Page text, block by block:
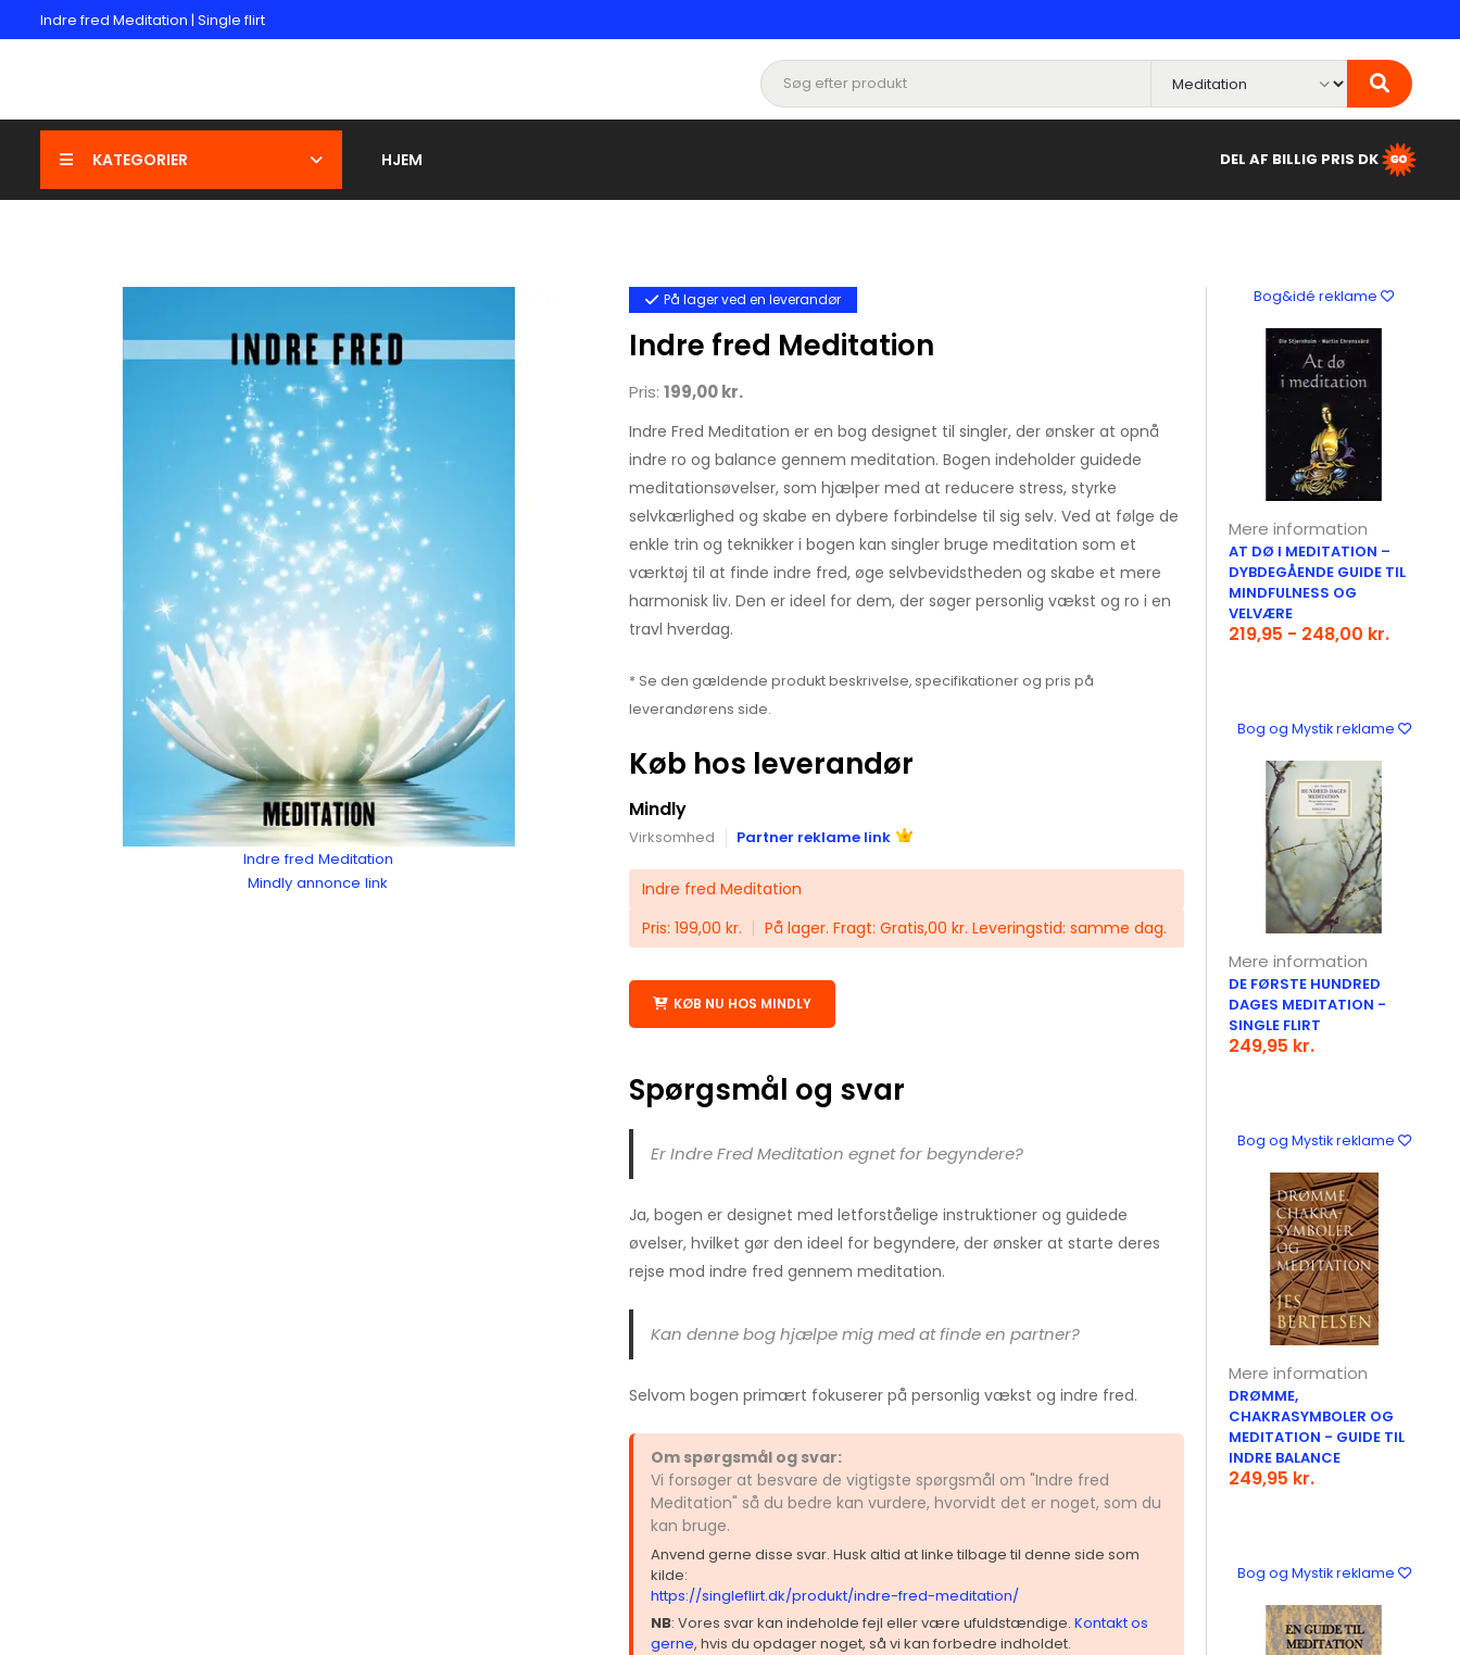
Indre fred Meditation | Single flirt
KATEGORIER HJEM DEL AF BILLIG PRIS DK
Indre fred Meditation
Mindly annonce link
På lager ved en leverandør
Indre fred Meditation
Pris: 199,00 kr.
Indre Fred Meditation er en bog designet til singler, der ønsker at opnå
indre ro og balance gennem meditation. Bogen indeholder guidede
meditationsøvelser, som hjælper med at reducere stress, styrke
selvkærlighed og skabe en dybere forbindelse til sig selv. Ved at følge de
enkle trin og teknikker i bogen kan singler bruge meditation som et
værktøj til at finde indre fred, øge selvbevidstheden og skabe et mere
harmonisk liv. Den er ideel for dem, der søger personlig vækst og ro i en
travl hverdag.
* Se den gældende produkt beskrivelse, specifikationer og pris på
leverandørens side.
Køb hos leverandør
Mindly
Virksomhed Partner reklame link
Indre fred Meditation
Pris: 199,00 kr.
På lager. Fragt: Gratis,00 kr. Leveringstid: samme dag.
KØB NU HOS MINDLY
Spørgsmål og svar
Er Indre Fred Meditation egnet for begyndere?
Ja, bogen er designet med letforståelige instruktioner og guidede
øvelser, hvilket gør den ideel for begyndere, der ønsker at starte deres
rejse mod indre fred gennem meditation.
Kan denne bog hjælpe mig med at finde en partner?
Selvom bogen primært fokuserer på personlig vækst og indre fred.
Om spørgsmål og svar:
Vi forsøger at besvare de vigtigste spørgsmål om "Indre fred
Meditation" så du bedre kan vurdere, hvorvidt det er noget, som du
kan bruge.
Anvend gerne disse svar. Husk altid at linke tilbage til denne side som
kilde:
https://singleflirt.dk/produkt/indre-fred-meditation/
NB: Vores svar kan indeholde fejl eller være ufuldstændige. Kontakt os
gerne, hvis du opdager noget, så vi kan forbedre indholdet.
Bog&idé reklame
Mere information
AT DØ I MEDITATION –
DYBDEGÅENDE GUIDE TIL
MINDFULNESS OG
VELVÆRE
219,95 - 248,00 kr.
Bog og Mystik reklame
Mere information
DE FØRSTE HUNDRED
DAGES MEDITATION -
SINGLE FLIRT
249,95 kr.
Bog og Mystik reklame
Mere information
DRØMME,
CHAKRASYMBOLER OG
MEDITATION - GUIDE TIL
INDRE BALANCE
249,95 kr.
Bog og Mystik reklame